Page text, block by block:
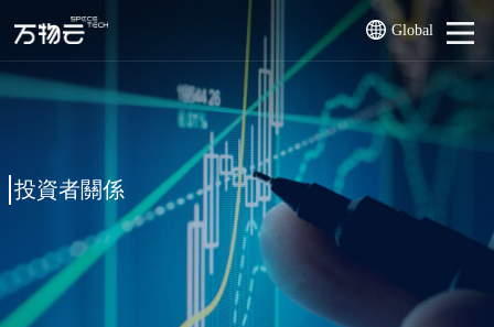
Global
投資者關係